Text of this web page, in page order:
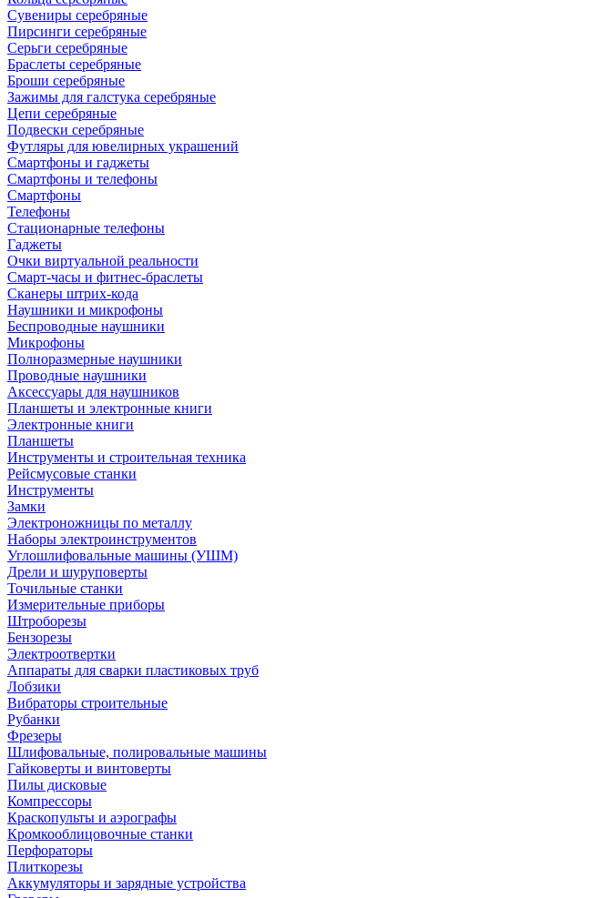
Сувениры серебряные
Пирсинги серебряные
Серьги серебряные
Браслеты серебряные
Броши серебряные
Зажимы для галстука серебряные
Цепи серебряные
Подвески серебряные
Футляры для ювелирных украшений
Смартфоны и гаджеты
Смартфоны и телефоны
Смартфоны
Телефоны
Стационарные телефоны
Гаджеты
Очки виртуальной реальности
Смарт-часы и фитнес-браслеты
Сканеры штрих-кода
Наушники и микрофоны
Беспроводные наушники
Микрофоны
Полноразмерные наушники
Проводные наушники
Аксессуары для наушников
Планшеты и электронные книги
Электронные книги
Планшеты
Инструменты и строительная техника
Рейсмусовые станки
Инструменты
Замки
Электроножницы по металлу
Наборы электроинструментов
Углошлифовальные машины (УШМ)
Дрели и шуруповерты
Точильные станки
Измерительные приборы
Штроборезы
Бензорезы
Электроотвертки
Аппараты для сварки пластиковых труб
Лобзики
Вибраторы строительные
Рубанки
Фрезеры
Шлифовальные, полировальные машины
Гайковерты и винтоверты
Пилы дисковые
Компрессоры
Краскопульты и аэрографы
Кромкооблицовочные станки
Перфораторы
Плиткорезы
Аккумуляторы и зарядные устройства